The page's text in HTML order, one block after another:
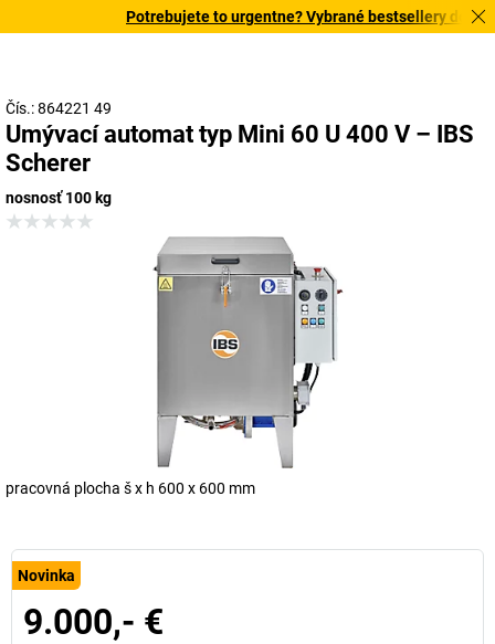
Potrebujete to urgentne? Vybrané bestsellery
Čís.: 864221 49
Umývací automat typ Mini 60 U 400 V – IBS
Scherer
nosnosť 100 kg
pracovná plocha š x h 600 x 600 mm
Novinka
9.000,- €